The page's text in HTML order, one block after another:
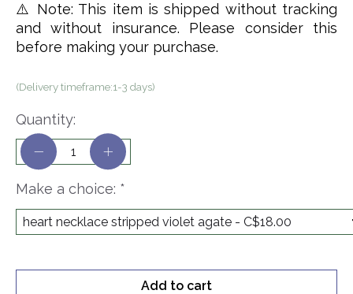
⚠️ Note: This item is shipped without tracking
and without insurance. Please consider this
before making your purchase.
(Delivery timeframe:1-3 days)
Make a choice: *
Quantity:
Add to cart